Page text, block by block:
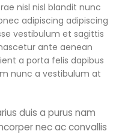
nisl nisl blandit nunc
adipiscing adipiscing
vestibulum et sagittis
ante aenean
a porta felis dapibus
nunc a vestibulum at
duis a purus nam
nec ac convallis